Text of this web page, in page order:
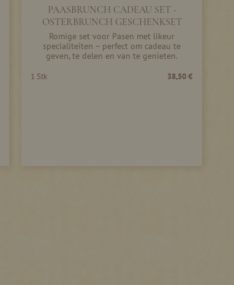
PAASBRUNCH CADEAU SET -
OSTERBRUNCH GESCHENKSET
Romige set voor Pasen met likeur
specialiteiten – perfect om cadeau te
geven, te delen en van te genieten.
1 Stk 38,50 €